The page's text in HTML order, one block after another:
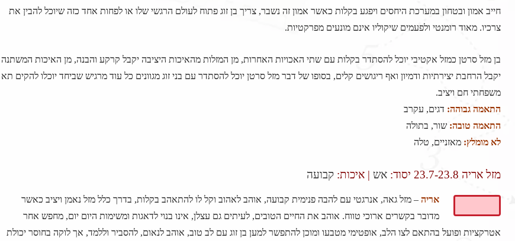
חייב אמון ובטחון במערכת היחסים ויפגע בקלות כאשר אמון זה נשבר, צריך בן זוג פתוח לעולם הרגשי שלו או לפחות אחד כזה שיוכל להבין את
צרכיו. מאוד רומנטי ולפעמים שיקוליו אינם מונעים מפרקטיות.
בן מזל סרטן כמזל אקטיבי יוכל להסתדר בקלות עם שתי האכויות האחרות, מן המזלות מהאיכות היציבה יקבל קרקע והבנה, מן האיכות המשתנה
יקבל הרחבת יצירתיות ודמיון ואף ריגושים קלים, בסופו של דבר מזל סרטן יוכל להסתדר עם בני זוג מגוונים כל עוד מרגיש שביחד יוכלו להקים תא
משפחתי חם ויציב.
התאמה גבוהה: דגים, עקרב
התאמה טובה: שור, בתולה
לא מומלץ: מאזניים, טלה
מזל אריה 23.7-23.8 יסוד: אש | איכות: קבועה
אריה – מזל גאה, אנרגטי עם להבה פנימית קבועה, אוהב לאהוב וקל לו להתאהב בקלות, בדרך כלל מזל נאמן ויציב כאשר
מדובר בקשרים ארוכי טווח. אוהב את החיים הטובים, לעיתים גם עצלן, אינו בנוי לדאגות ומשימות היום יום, מחפש אחר
אטרקציות ופועל בהתאם לצו הלב, אופטימי מטבעו ומוכן להתפשר למען בן זוג עם לב טוב, אוהב לנאום, להסביר וללמד, אך לוקה בחוסר יכולת